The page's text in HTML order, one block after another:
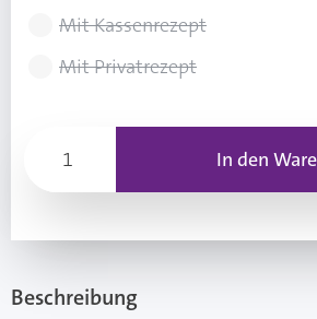
Mit Kassenrezept
Mit Privatrezept
In den
Beschreibung